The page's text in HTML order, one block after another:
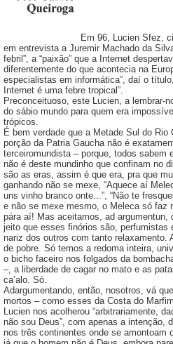
Em 96, Lucien Sfez,
em entrevista a Juremir Machado da
febril”, a “paixão” que a Internet
diferentemente do que acontecia na
especialistas em informática”, daí o
Internet é uma febre tropical”.
Preconceituoso, este Lucien, a lembrar-
do sábio mundo para quem era
trópicos.
É bem verdade que a Metade Sul do Rio
porção da Patria Gaucha não é
terceiromundista – porque, todos sabem
não é deste mundinho que confinam no
são as eras, assim é que era, pra que
ganhando não se mexe, “Aquece aí
uns vinho branco onte...”, “Não te
e não se mexe mesmo, o Meleca só faz
pára aí! Mas aceitamos, ad argumentun,
jeito que esses finórios são, perfumistas
nariz dos outros com tanto relaxamento.
de pobre. Só temos a redoma inteira,
o bicho faceiro nos folgados da
–, a liberdade de cagar no mato e as
ca’alo. Só.
Adargumentando, então, nosotros, vá
mortos – como esses da Costa do
Lucien nos acolherou “arbitrariamente,
não sou Deus”, com apenas a intenção,
nos três continentes onde se amontoam